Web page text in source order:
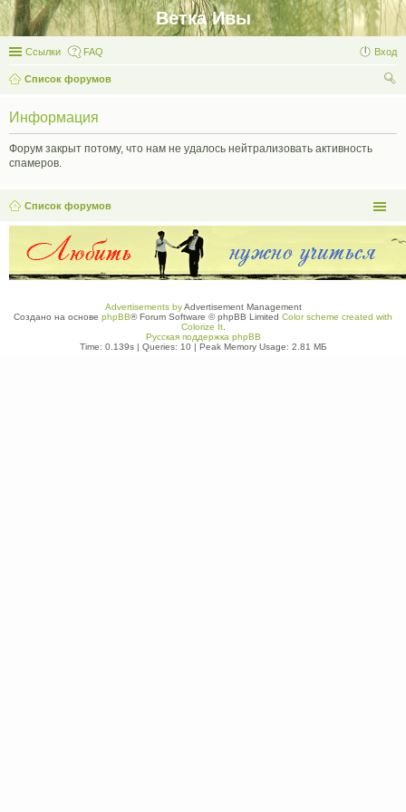
Ветка Ивы
Ссылки FAQ Вход
Список форумов
Информация
Форум закрыт потому, что нам не удалось нейтрализовать активность
спамеров.
Список форумов
Advertisements byAdvertisement Management
Создано на основе phpBB® Forum Software © phpBB Limited Color scheme created with
Colorize It.
Русская поддержка phpBB
Time: 0.139s| Queries: 10| Peak Memory Usage: 2.81 МБ